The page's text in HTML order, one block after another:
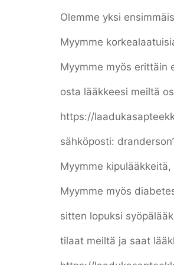
Olemme yksi
Myymme
Myymme myös erittäin
osta lääkkeesi meiltä
https://
sähköposti:
Myymme
Myymme myös
sitten lopuksi
tilaat meiltä ja saat